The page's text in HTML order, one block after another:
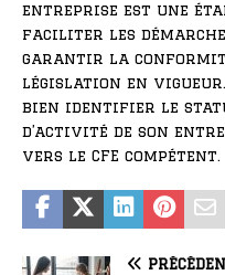
entreprise est une
faciliter les
garantir la
législation en
bien identifier le
d’activité de son
vers le CFE compétent.